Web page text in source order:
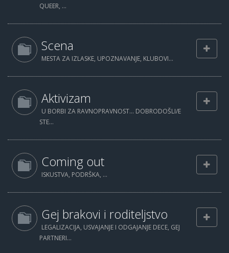
QUEER, ...
Scena
MESTA ZA IZLASKE, UPOZNAVANJE, KLUBOVI...
Aktivizam
U BORBI ZA RAVNOPRAVNOST... DOBRODOŠLI/E
STE...
Coming out
ISKUSTVA, PODRŠKA, ...
Gej brakovi i roditeljstvo
LEGALIZACIJA, USVAJANJE I ODGAJANJE DECE, GEJ
PARTNERI...